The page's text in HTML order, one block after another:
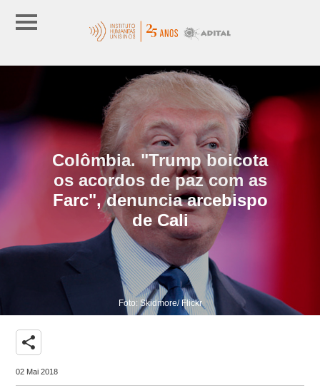
Colômbia. "Trump boicota
os acordos de paz com as
Farc", denuncia arcebispo
de Cali
Foto: Skidmore/ Flickr
share
02 Mai 2018